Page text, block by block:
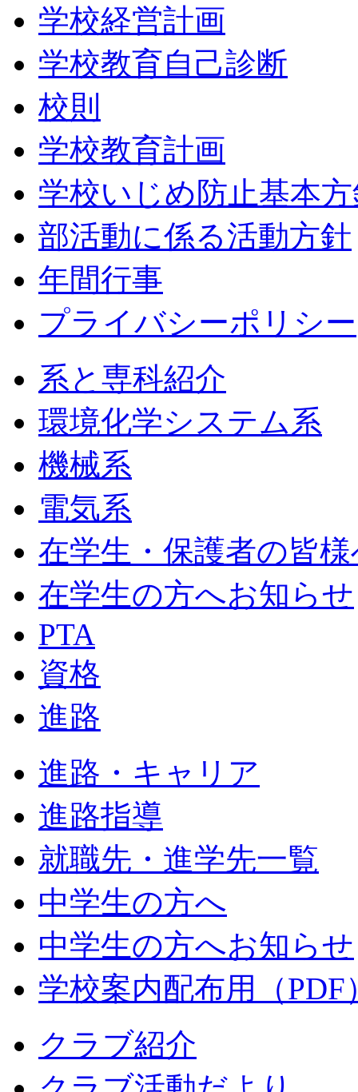
学校経営計画
学校教育自己診断
校則
学校教育計画
学校いじめ防止基本
部活動に係る活動方針
年間行事
プライバシーポリシー
系と専科紹介
環境化学システム系
機械系
電気系
在学生・保護者の皆
在学生の方へお知らせ
PTA
資格
進路
進路・キャリア
進路指導
就職先・進学先一覧
中学生の方へ
中学生の方へお知らせ
学校案内配布用（PDF
クラブ紹介